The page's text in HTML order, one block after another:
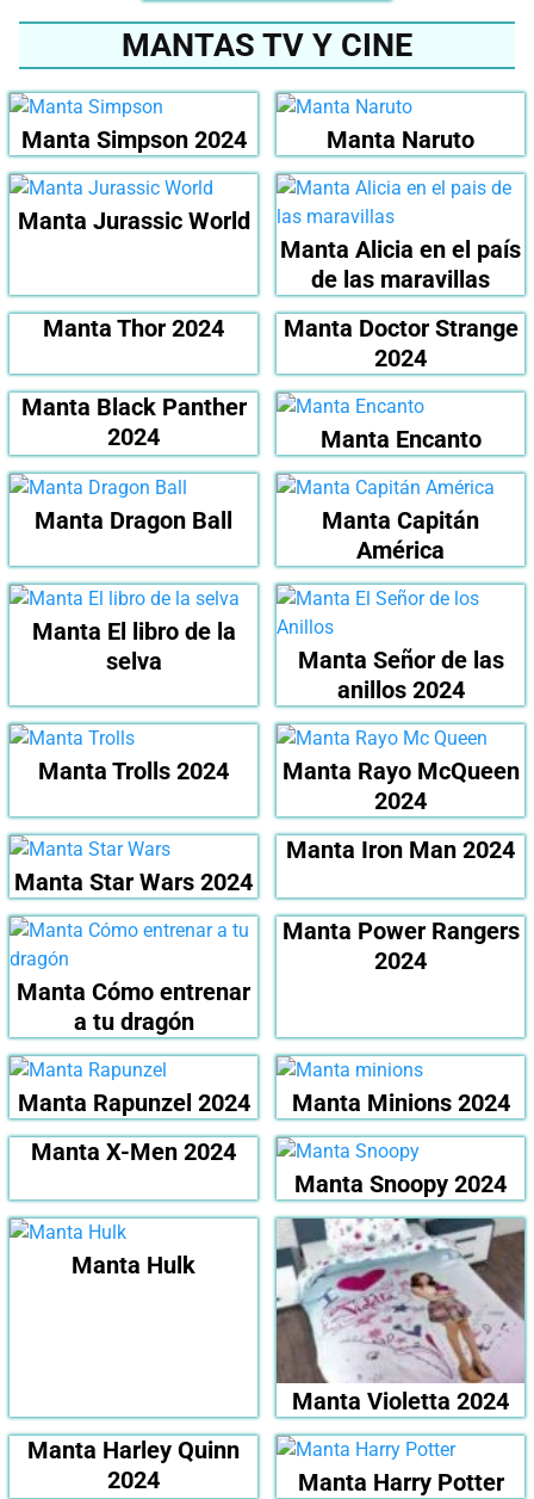
MANTAS TV Y CINE
Manta Simpson 2024 Manta Naruto
Manta Jurassic World
Manta Alicia en el país
de las maravillas
Manta Thor 2024
Manta Doctor Strange
2024
Manta Black Panther
2024
Manta Encanto
Manta Dragon Ball
Manta Capitán
América
Manta El libro de la
selva
Manta Señor de las
anillos 2024
Manta Trolls 2024
Manta Rayo McQueen
2024
Manta Star Wars 2024
Manta Iron Man 2024
Manta Cómo entrenar
a tu dragón
Manta Power Rangers
2024
Manta Rapunzel 2024
Manta Minions 2024
Manta X-Men 2024
Manta Snoopy 2024
Manta Hulk
Manta Violetta 2024
Manta Harley Quinn
2024
Manta Harry Potter